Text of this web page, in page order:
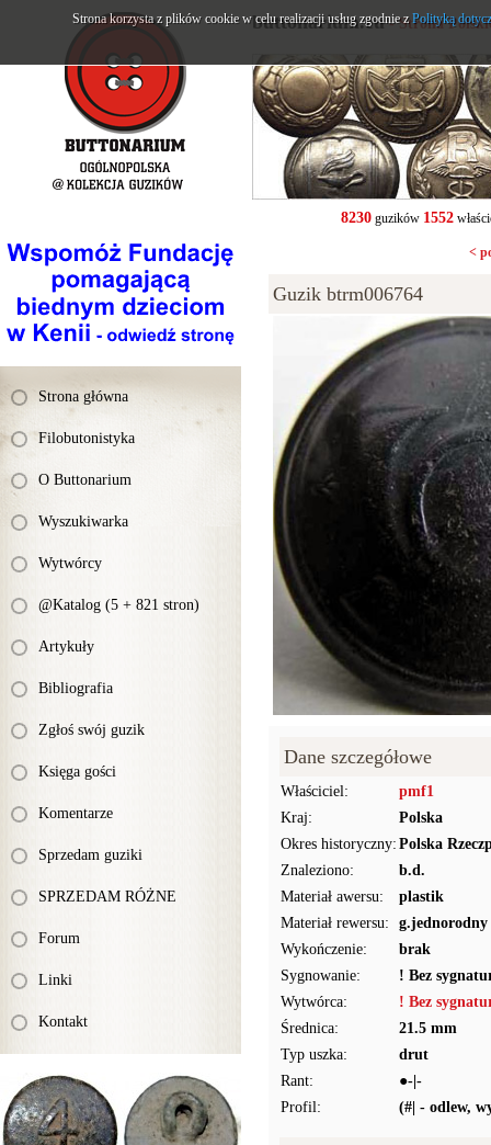
Strona główna
Filobutonistyka
O Buttonarium
Wyszukiwarka
Wytwórcy
@Katalog (5 + 821 stron)
Artykuły
Bibliografia
Zgłoś swój guzik
Księga gości
Komentarze
Sprzedam guziki
SPRZEDAM RÓŻNE
Forum
Linki
Kontakt
buttonarium.eu- Strona
8230guzików 1552
<
Guzik btrm006764
Dane szczegółowe
Właściciel:
pmf1
Kraj:
Polska
Okres historyczny: Polska
Znaleziono:
b.d.
Materiał awersu:
plastik
Materiał rewersu:
g.jednorodny
Wykończenie:
brak
Sygnowanie:
! Bez
Wytwórca:
! Bez
Średnica:
21.5 mm
Typ uszka:
drut
Rant:
●-|-
Profil:
(#| - odlew,
Strona korzysta z plików cookie w celu realizacji usług zgodnie zPolityką